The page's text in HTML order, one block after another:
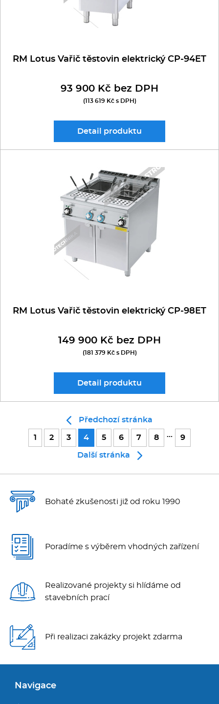
RM Lotus Vařič těstovin elektrický CP-94ET
93 900 Kč bez DPH
(113 619 Kč s DPH)
Detail produktu
RM Lotus Vařič těstovin elektrický CP-98ET
149 900 Kč bez DPH
(181 379 Kč s DPH)
Detail produktu
Předchozí stránka
1 2 3 4 5 6 7 8 ... 9
Další stránka
Bohaté zkušenosti již od roku 1990
Poradíme s výběrem vhodných zařízení
Realizované projekty si hlídáme od
stavebních prací
Při realizaci zakázky projekt zdarma
Navigace